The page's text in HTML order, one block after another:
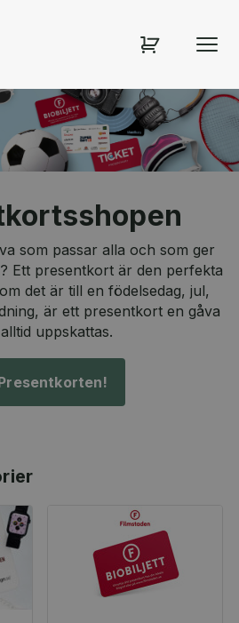
shop
som passar alla och som ger
Ett presentkort är den perfekta
det är till en födelsedag, jul,
är ett presentkort en gåva
uppskattas.